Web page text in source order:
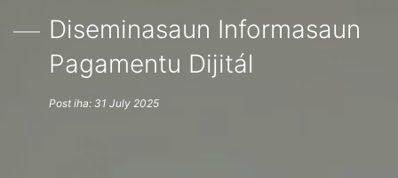
Diseminasaun Informasaun
Pagamentu Dijitál
Post iha: 31 July 2025